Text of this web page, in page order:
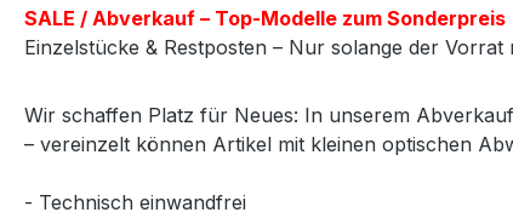
SALE / Abverkauf – Top-Modelle zum Sonderpreis
Einzelstücke & Restposten – Nur solange der Vorrat
Wir schaffen Platz für Neues: In unserem
– vereinzelt können Artikel mit kleinen optischen
- Technisch einwandfrei